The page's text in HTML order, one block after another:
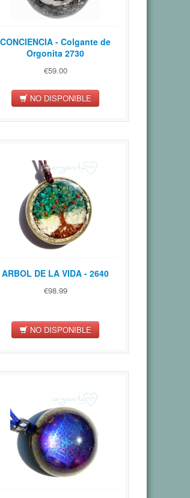
CONCIENCIA - Colgante de
Orgonita 2730
€59.00
NO DISPONIBLE
ARBOL DE LA VIDA - 2640
€98.99
NO DISPONIBLE